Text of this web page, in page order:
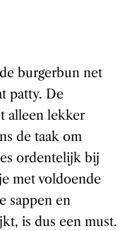
burgerbun net
patty. De
alleen lekker
de taak om
ordentelijk bij
met voldoende
sappen en
is dus een must.